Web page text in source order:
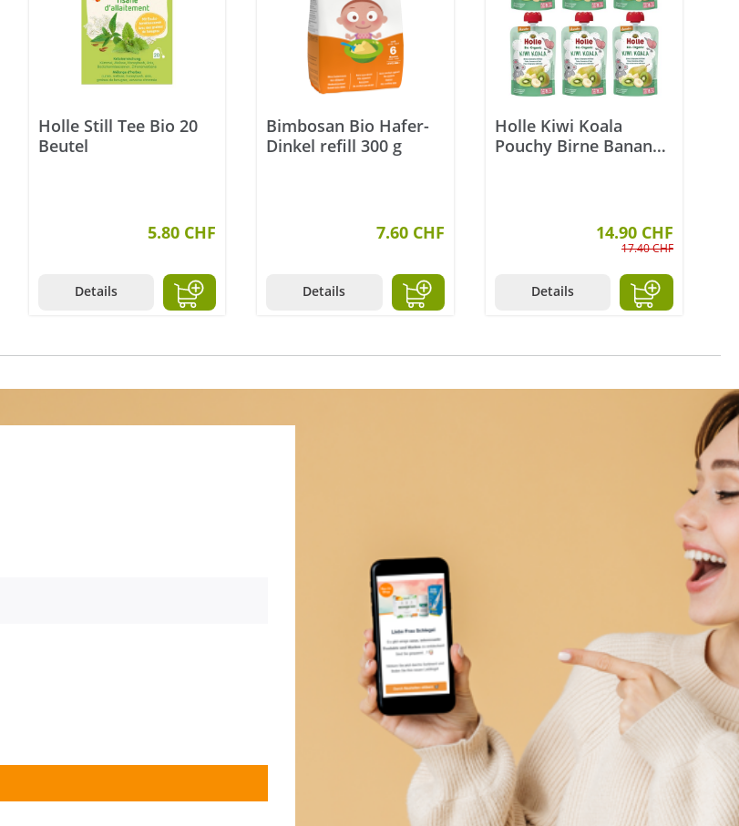
Holle Still Tee Bio 20
Beutel
5.80 CHF
Details
Bimbosan Bio Hafer-
Dinkel refill 300 g
7.60 CHF
Details
Holle Kiwi Koala
Pouchy Birne Banane
14.90 CHF
17.40 CHF
Details